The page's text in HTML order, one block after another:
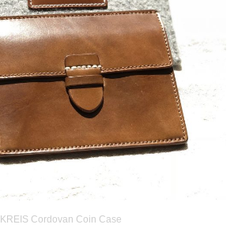
KREIS Cordovan Coin Case